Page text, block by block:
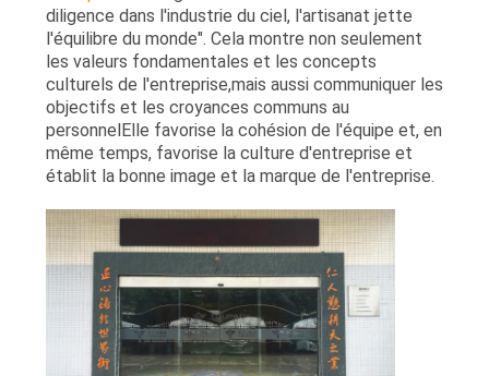
DEMANDEZ
UN DEVIS
PLAN
SITE
POLITIQUE
diligence dans l'industrie du ciel, l'artisanat jette
l'équilibre du monde". Cela montre non seulement
les valeurs fondamentales et les concepts
culturels de l'entreprise,mais aussi communiquer les
objectifs et les croyances communs au
personnelElle favorise la cohésion de l'équipe et, en
même temps, favorise la culture d'entreprise et
établit la bonne image et la marque de l'entreprise.